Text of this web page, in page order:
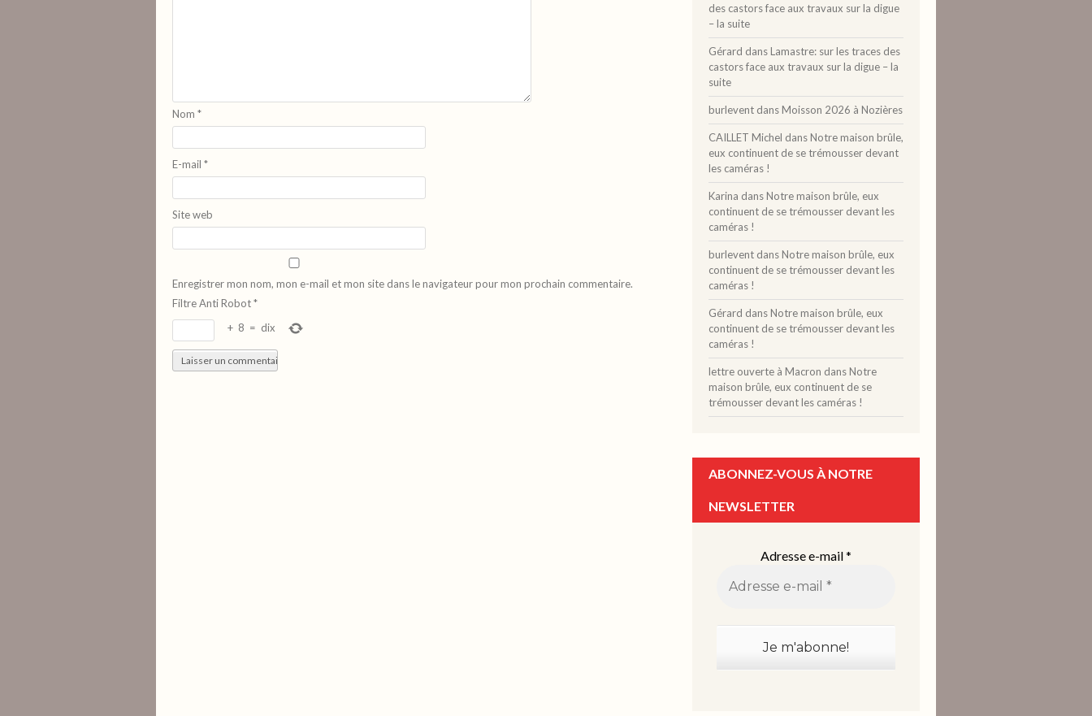
Nom *
E-mail *
Site web
Enregistrer mon nom, mon e-mail et mon site dans le navigateur pour mon prochain commentaire.
Filtre Anti Robot*
+ 8 = dix
des castors face aux travaux sur la digue
– la suite
Gérard dansLamastre: sur les traces des
castors face aux travaux sur la digue – la
suite
burlevent dansMoisson 2026 à Nozières
CAILLET Michel dansNotre maison brûle,
eux continuent de se trémousser devant
les caméras !
Karina dansNotre maison brûle, eux
continuent de se trémousser devant les
caméras !
burlevent dansNotre maison brûle, eux
continuent de se trémousser devant les
caméras !
Gérard dansNotre maison brûle, eux
continuent de se trémousser devant les
caméras !
lettre ouverte à Macron dansNotre
maison brûle, eux continuent de se
trémousser devant les caméras !
ABONNEZ-VOUS À NOTRE
NEWSLETTER
Adresse e-mail*